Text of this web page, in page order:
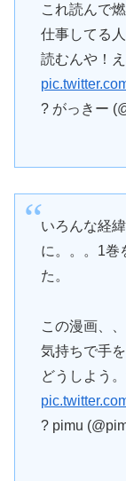
これ読んで
仕事してる
読むんや！
? がっきー
いろんな経
に。。。1巻
た。
この漫画、
気持ちで手
どうしよう
? pimu